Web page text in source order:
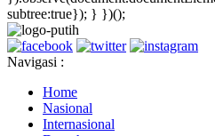
subtree:true}); } })();
Navigasi :
Home
Nasional
Internasional